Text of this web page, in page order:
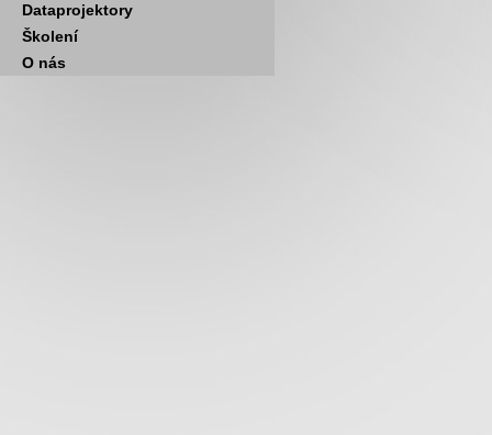
Dataprojektory
Školení
O nás